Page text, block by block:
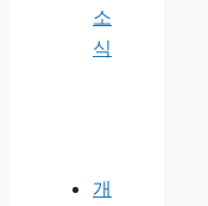
소
식
개